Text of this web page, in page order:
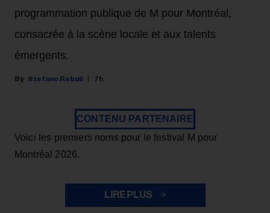
programmation publique de M pour Montréal,
consacrée à la scène locale et aux talents
émergents.
Stefano Rebuli 7h
CONTENU PARTENAIRE
Voici les premiers noms pour le festival M pour
Montréal 2026.
LIRE PLUS